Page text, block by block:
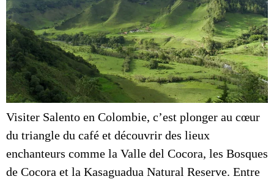
Visiter Salento en Colombie, c’est plonger au cœur
du triangle du café et découvrir des lieux
enchanteurs comme la Valle del Cocora, les Bosques
de Cocora et la Kasaguadua Natural Reserve. Entre